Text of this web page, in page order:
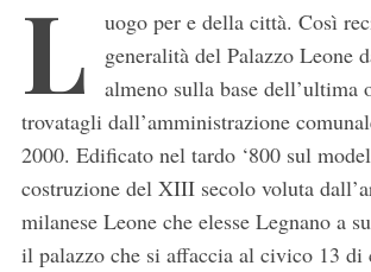
L
uogo per e della città. Così
generalità del Palazzo Leone
almeno sulla base dell’ultima
trovatagli dall’amministrazione
2000. Edificato nel tardo ‘800 sul
costruzione del XIII secolo voluta
milanese Leone che elesse Legnano a
il palazzo che si affaccia al civico 13 di